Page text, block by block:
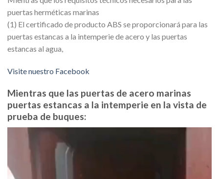
puertas herméticas marinas
(1) El certificado de producto ABS se proporcionará para las
puertas estancas a la intemperie de acero y las puertas
estancas al agua,
Visite nuestro Facebook
Mientras que las puertas de acero marinas
puertas estancas a la intemperie en la vista de
prueba de buques: